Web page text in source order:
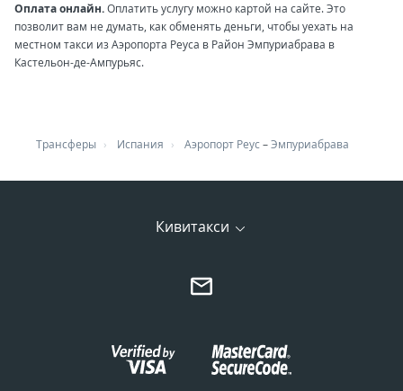
Оплата онлайн.Оплатить услугу можно картой на сайте. Это
позволит вам не думать, как обменять деньги, чтобы уехать на
местном такси из Аэропорта Реуса в Район Эмпуриабрава в
Кастельон-де-Ампурьяс.
Трансферы Испания Аэропорт Реус–Эмпуриабрава
Кивитакси